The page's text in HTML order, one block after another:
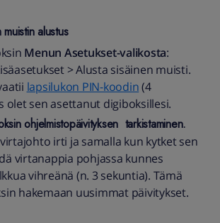
alustus
Menun Asetukset-valikosta:
> Alusta sisäinen muisti.
lapsilukon PIN-koodin(4
olet sen asettanut digiboksillesi.
ohjelmistopäivityksen tarkistaminen.
irti ja samalla kun kytket sen
virtanappia pohjassa kunnes
vihreänä (n. 3 sekuntia). Tämä
hakemaan uusimmat päivitykset.